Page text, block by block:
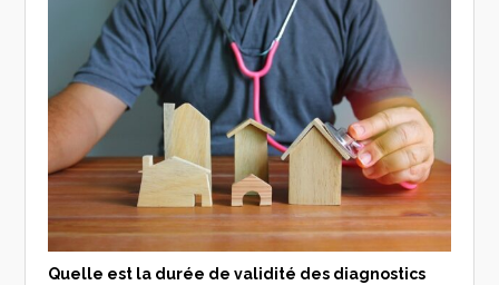
Quelle est la durée de validité des diagnostics